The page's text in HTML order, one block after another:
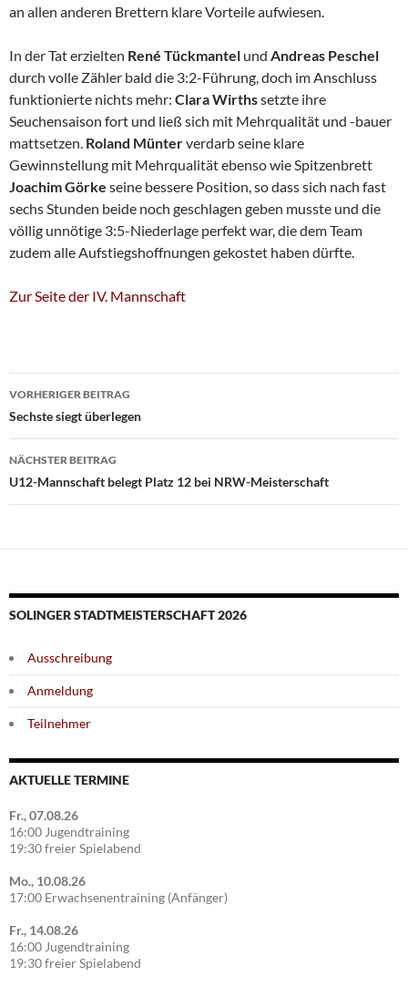
an allen anderen Brettern klare Vorteile aufwiesen.
In der Tat erzielten René Tückmantel und Andreas Peschel
durch volle Zähler bald die 3:2-Führung, doch im Anschluss
funktionierte nichts mehr: Clara Wirthssetzte ihre
Seuchensaison fort und ließ sich mit Mehrqualität und -bauer
mattsetzen. Roland Münterverdarb seine klare
Gewinnstellung mit Mehrqualität ebenso wie Spitzenbrett
Joachim Görke seine bessere Position, so dass sich nach fast
sechs Stunden beide noch geschlagen geben musste und die
völlig unnötige 3:5-Niederlage perfekt war, die dem Team
zudem alle Aufstiegshoffnungen gekostet haben dürfte.
Zur Seite der IV. Mannschaft
Beitragsnavigation
VORHERIGER BEITRAG
Sechste siegt überlegen
NÄCHSTER BEITRAG
U12-Mannschaft belegt Platz 12 bei NRW-Meisterschaft
SOLINGER STADTMEISTERSCHAFT 2026
Ausschreibung
Anmeldung
Teilnehmer
AKTUELLE TERMINE
Fr., 07.08.26
16:00 Jugendtraining
19:30 freier Spielabend
Mo., 10.08.26
17:00 Erwachsenentraining (Anfänger)
Fr., 14.08.26
16:00 Jugendtraining
19:30 freier Spielabend